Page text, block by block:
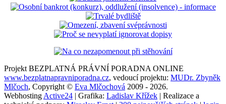
Projekt BEZPLATNÁ PRÁVNÍ PORADNA ONLINE
www.bezplatnapravniporadna.cz, vedoucí projektu: MUDr. Zbyněk
Mlčoch, Copyright © Eva Mlčochová 2009 - 2026.
Webhosting Active24 | Grafika: Ladislav Křížek | Realizace a